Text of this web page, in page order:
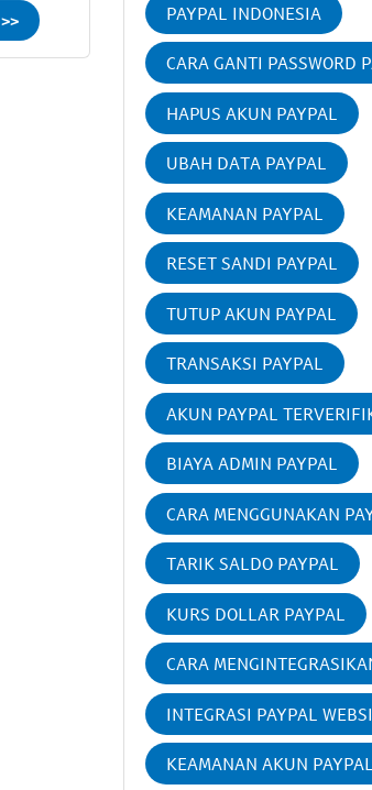
PAYPAL INDONESIA
CARA GANTI PASSWORD
HAPUS AKUN PAYPAL
UBAH DATA PAYPAL
KEAMANAN PAYPAL
RESET SANDI PAYPAL
TUTUP AKUN PAYPAL
TRANSAKSI PAYPAL
AKUN PAYPAL
BIAYA ADMIN PAYPAL
CARA MENGGUNAKAN
TARIK SALDO PAYPAL
KURS DOLLAR PAYPAL
CARA
INTEGRASI PAYPAL
KEAMANAN AKUN PAYPAL